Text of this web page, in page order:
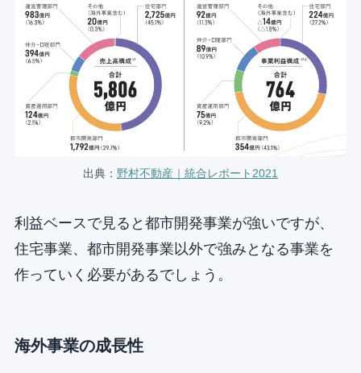
出典： 野村不動産｜統合レポート2021
利益ベースで見ると都市開発事業が強いですが、
住宅事業、都市開発事業以外で強みとなる事業を
作っていく必要があるでしょう。
海外事業の成長性